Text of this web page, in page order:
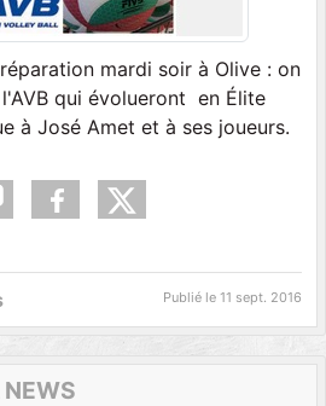
mardi soir à Olive : on
qui évolueront en Élite
à José Amet et à ses joueurs.
Publié le 11 sept. 2016